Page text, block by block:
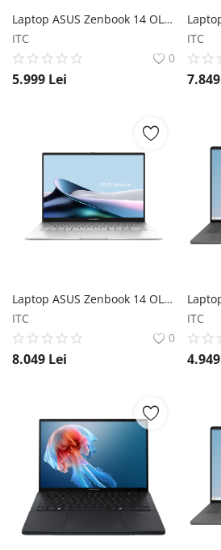
Laptop ASUS Zenbook 14 OLED (UM3406) ASUS
ITC
0
5.999 Lei
ITC
7.849
Laptop ASUS Zenbook 14 OLED (UX3405) ASUS
ITC
0
8.049 Lei
ITC
4.949